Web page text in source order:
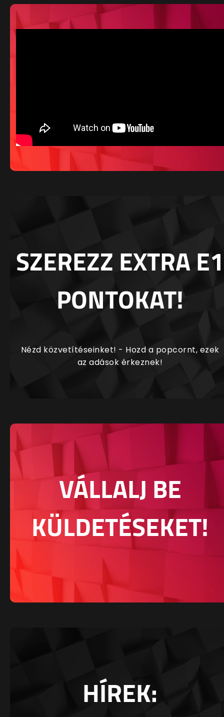
SZEREZZ EXTRA E1
PONTOKAT!
Nézd közvetítéseinket! - Hozd a popcornt, ezek
az adások érkeznek!
VÁLLALJ BE
KÜLDETÉSEKET!
HÍREK: